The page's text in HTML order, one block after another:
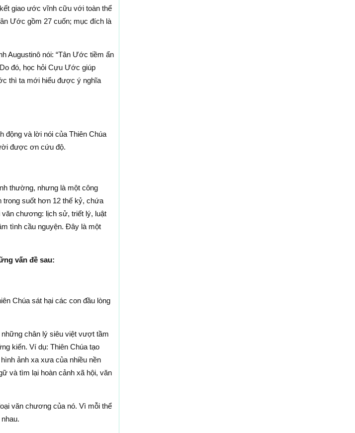
giao ước vĩnh cữu với toàn thể
Ước gồm 27 cuốn; mục đích là
Augustinô nói: “Tân Ước tiềm ẩn
đó, học hỏi Cựu Ước giúp
thì ta mới hiểu được ý nghĩa
động và lời nói của Thiên Chúa
được ơn cứu độ.
thường, nhưng là một công
trong suốt hơn 12 thế kỷ, chứa
chương: lịch sử, triết lý, luật
tình cầu nguyện. Đây là một
vấn đề sau:
Chúa sát hại các con đầu lòng
chân lý siêu việt vượt tầm
kiến. Ví dụ: Thiên Chúa tạo
ảnh xa xưa của nhiều nền
và tìm lại hoàn cảnh xã hội, văn
văn chương của nó. Vì mỗi thể